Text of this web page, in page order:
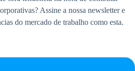
Assine a nossa newsletter e
do mercado de trabalho como esta.